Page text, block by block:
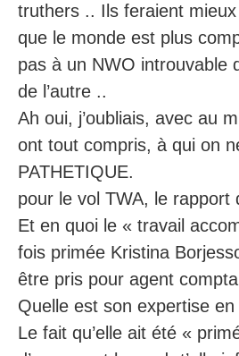
truthers .. Ils feraient
que le monde est plus
pas à un NWO introuvable
de l’autre ..
Ah oui, j’oubliais, avec au
ont tout compris, à qui on
PATHETIQUE.
pour le vol TWA, le rapport
Et en quoi le « travail
fois primée Kristina
être pris pour agent
Quelle est son expertise
Le fait qu’elle ait été «